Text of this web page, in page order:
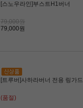
[스노우라인]부스트H1버너
79,000원
79,000원
[트루버]사하라버너 전용 링가드
(품절)